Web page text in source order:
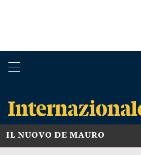
IL NUOVO DE MAURO